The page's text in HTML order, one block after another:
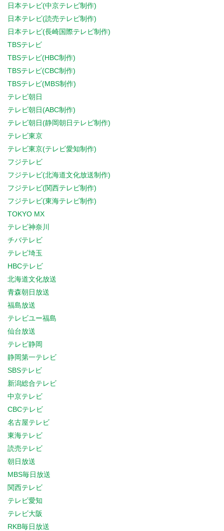
日本テレビ(中京テレビ制作)
日本テレビ(読売テレビ制作)
日本テレビ(長崎国際テレビ制作)
TBSテレビ
TBSテレビ(HBC制作)
TBSテレビ(CBC制作)
TBSテレビ(MBS制作)
テレビ朝日
テレビ朝日(ABC制作)
テレビ朝日(静岡朝日テレビ制作)
テレビ東京
テレビ東京(テレビ愛知制作)
フジテレビ
フジテレビ(北海道文化放送制作)
フジテレビ(関西テレビ制作)
フジテレビ(東海テレビ制作)
TOKYO MX
テレビ神奈川
チバテレビ
テレビ埼玉
HBCテレビ
北海道文化放送
青森朝日放送
福島放送
テレビユー福島
仙台放送
テレビ静岡
静岡第一テレビ
SBSテレビ
新潟総合テレビ
中京テレビ
CBCテレビ
名古屋テレビ
東海テレビ
読売テレビ
朝日放送
MBS毎日放送
関西テレビ
テレビ愛知
テレビ大阪
RKB毎日放送